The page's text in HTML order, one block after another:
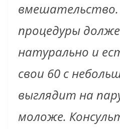
вмешательство.
процедуры
натурально и
свои 60 с
выглядит на
моложе.